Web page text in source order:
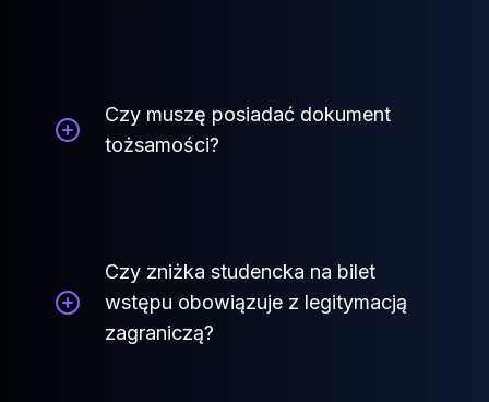
Czy muszę posiadać dokument
tożsamości?
Czy zniżka studencka na bilet
wstępu obowiązuje z legitymacją
zagraniczą?